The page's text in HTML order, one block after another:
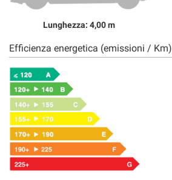
Lunghezza: 4,00 m
Efficienza energetica (emissioni / Km)